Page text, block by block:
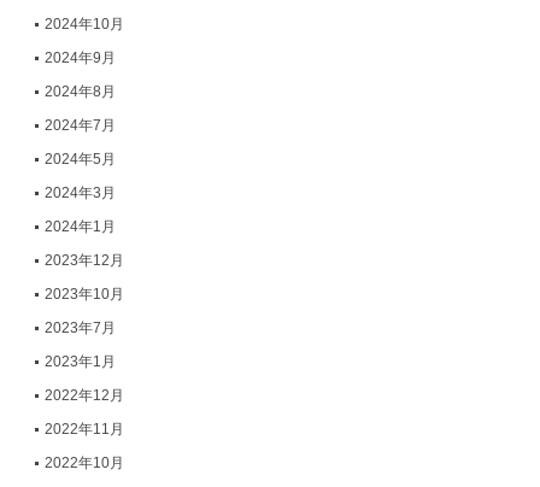
2024年10月
2024年9月
2024年8月
2024年7月
2024年5月
2024年3月
2024年1月
2023年12月
2023年10月
2023年7月
2023年1月
2022年12月
2022年11月
2022年10月